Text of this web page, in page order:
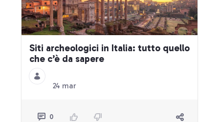
Siti archeologici in Italia: tutto quello
che c’è da sapere
24 mar
0